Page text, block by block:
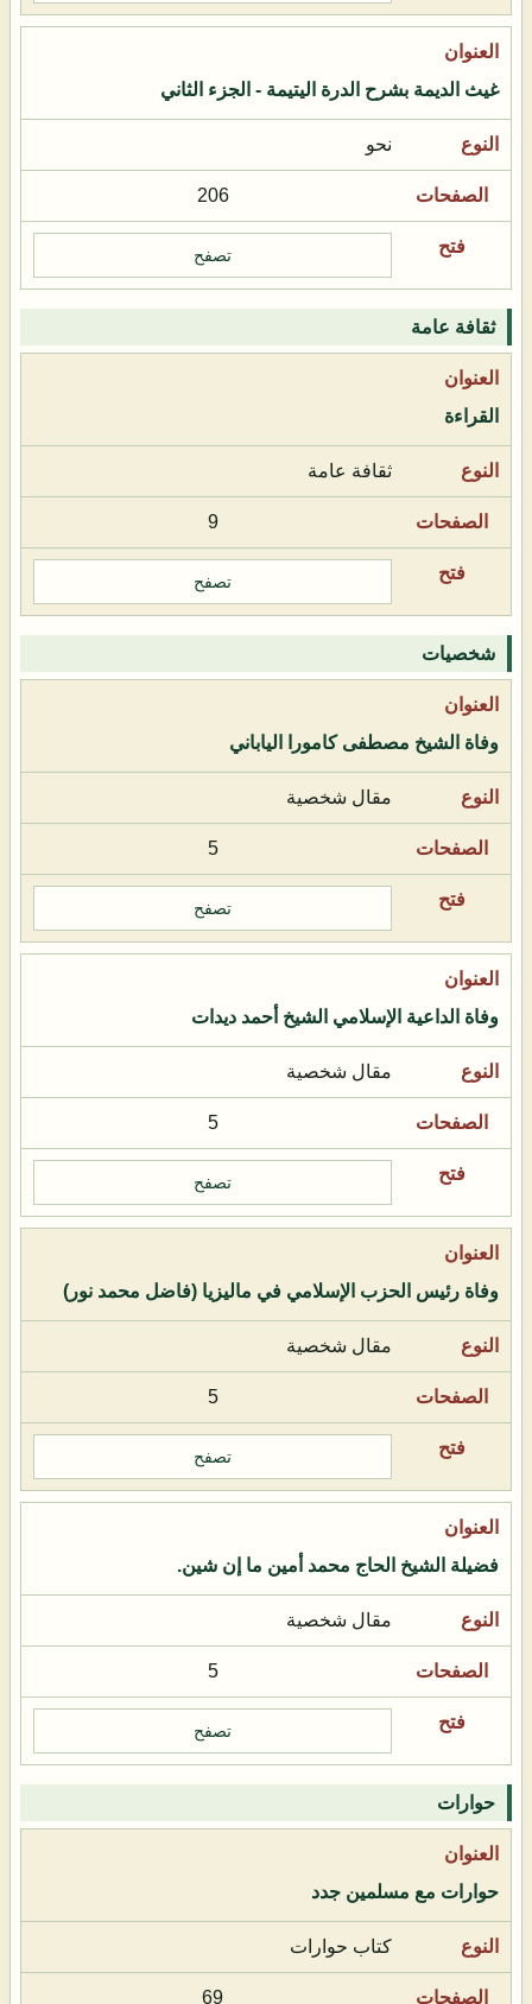
غيث الديمة بشرح الدرة اليتيمة - الجزء الثاني
نحو
206
تصفح
ثقافة عامة
القراءة
ثقافة عامة
9
تصفح
شخصيات
وفاة الشيخ مصطفى كامورا الياباني
مقال شخصية
5
تصفح
وفاة الداعية الإسلامي الشيخ أحمد ديدات
مقال شخصية
5
تصفح
وفاة رئيس الحزب الإسلامي في ماليزيا (فاضل محمد نور)
مقال شخصية
5
تصفح
فضيلة الشيخ الحاج محمد أمين ما إن شين.
مقال شخصية
5
تصفح
حوارات
حوارات مع مسلمين جدد
كتاب حوارات
69